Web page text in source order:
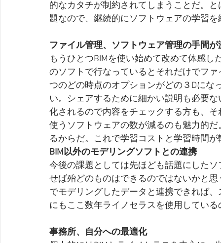
的なカタチが制約されてしまうことだ。
題なので、継続的にソフトウェアの学習
ファイル管理、ソフトウェア管理の手間が
もうひとつBIMを使い始めて改めて体感し
のソフトで行なっているとそれだけでフ
つのどの時点のオプションがどの３Dにな
い。シェアするために細かい説明も必要
化されるので内容をチェックする方も、
使うソフトウェアの数が減るのも魅力的
るからだ。これで学習コストと学習時間
BIM以外のモデリングソフトとの連携
今後の課題としては先ほども話題にした
せば殆どのものはできるのではないかと
でモデリングしたデータと連携できれば
にもここ数年ライノセラスを使用してい
事務所、自分への最適化